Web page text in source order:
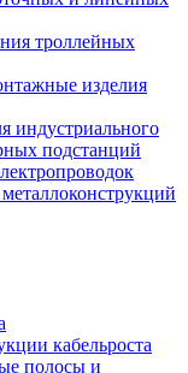
троллейных
изделия
индустриального
подстанций
кабельроста
полосы и